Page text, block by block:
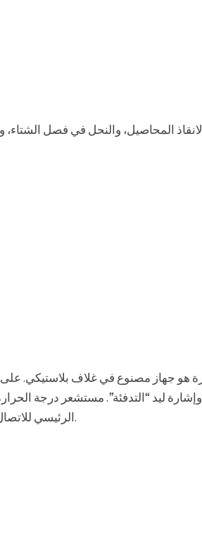
المحاصيل، والنحل في فصل
هو جهاز مصنوع في غلاف بلاستيكي.
الرئيسي للاتصال بالشبكة، كابل 2 متر مع محطة كتلة لتوصيل سخان.